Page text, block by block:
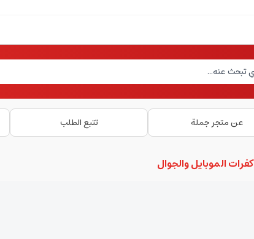
عن متجر جملة تتبع الطلب
كفرات الموبايل والجوال